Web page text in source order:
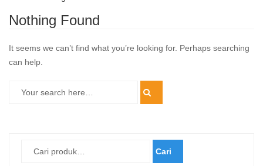
Nothing Found
It seems we can’t find what you’re looking for. Perhaps searching
can help.
Cari